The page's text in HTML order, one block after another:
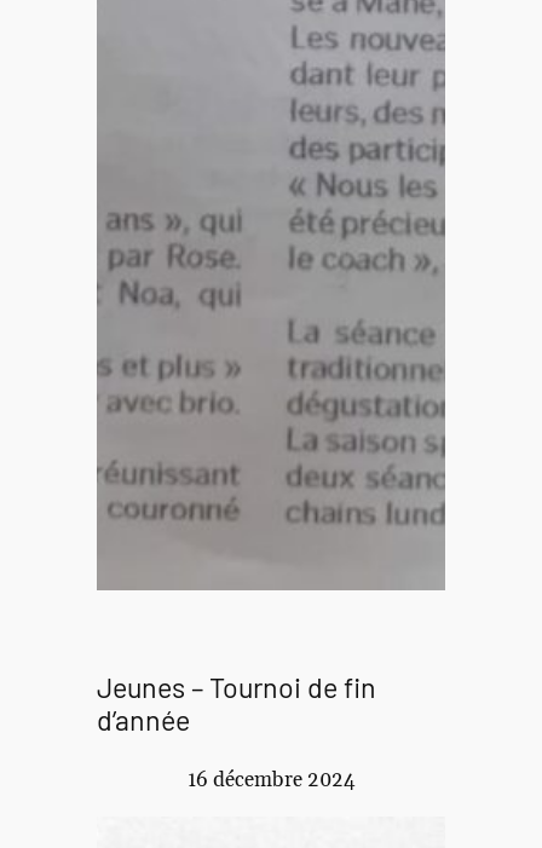
Jeunes – Tournoi de fin
d’année
16 décembre 2024